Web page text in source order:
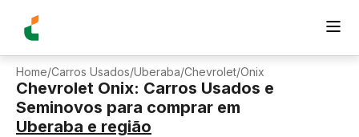
Home/Carros Usados/Uberaba/Chevrolet/Onix
Chevrolet Onix: Carros Usados e
Seminovos para comprar em
Uberaba e região